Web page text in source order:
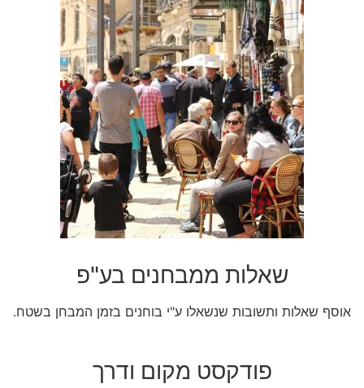
שאלות ממבחנים בע"פ
אוסף שאלות ותשובות שנשאלו ע"י בוחנים בזמן המבחן בשטח.
פודקסט מקום ודרך